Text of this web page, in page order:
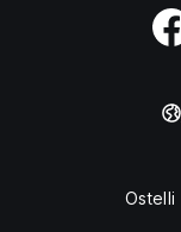
Ostelli